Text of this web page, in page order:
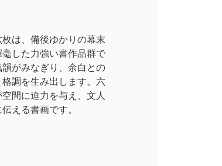
は、備後ゆかりの幕末
した力強い書作品群で
がみなぎり、余白との
調を生み出します。六
間に迫力を与え、文人
える書画です。